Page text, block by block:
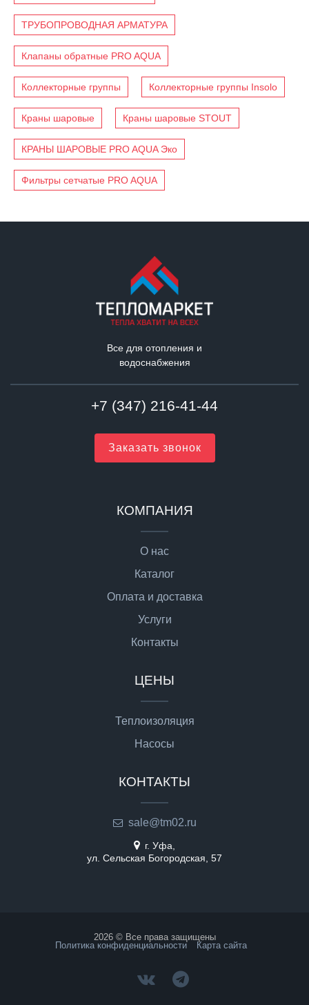
ТРУБОПРОВОДНАЯ АРМАТУРА
Клапаны обратные PRO AQUA
Коллекторные группы Коллекторные группы Insolo
Краны шаровые Краны шаровые STOUT
КРАНЫ ШАРОВЫЕ PRO AQUA Эко
Фильтры сетчатые PRO AQUA
Все для отопления и
водоснабжения
+7 (347) 216-41-44
Заказать звонок
КОМПАНИЯ
О нас
Каталог
Оплата и доставка
Услуги
Контакты
ЦЕНЫ
Теплоизоляция
Насосы
КОНТАКТЫ
sale@tm02.ru
г. Уфа,
ул. Сельская Богородская, 57
2026 © Все права защищены
Политика конфиденциальности
Карта сайта